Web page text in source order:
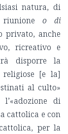
natura, di
o di
privato, anche
ricreativo e
disporre la
religiose [e la]
al culto»
di
cattolica e con
per la